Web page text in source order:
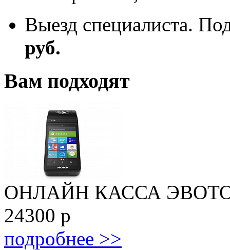
Выезд специалиста.
руб.
Вам подходят
ОНЛАЙН КАССА
24300 р
подробнее >>